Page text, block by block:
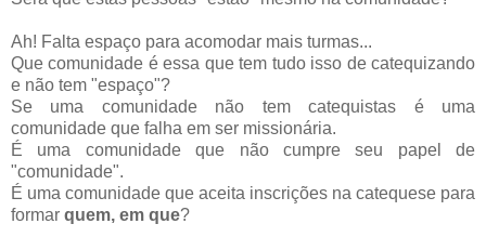
Ah! Falta espaço para acomodar mais turmas...
Que comunidade é essa que tem tudo isso de catequizando
e não tem "espaço"?
Se uma comunidade não tem catequistas é uma
comunidade que falha em ser missionária.
É uma comunidade que não cumpre seu papel de
"comunidade".
É uma comunidade que aceita inscrições na catequese para
formar quem, em que?